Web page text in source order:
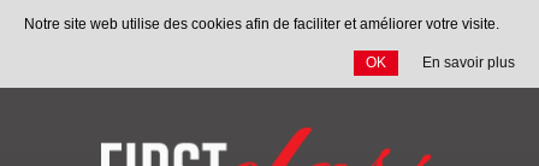
Notre site web utilise des cookies afin de faciliter et améliorer votre visite.
OK En savoir plus